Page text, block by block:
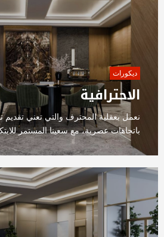
ديكورات
الاحترافية
نعمل بعقلية المحترف والتي تعني تقديم
باتجاهات عصرية، مع سعينا المستمر